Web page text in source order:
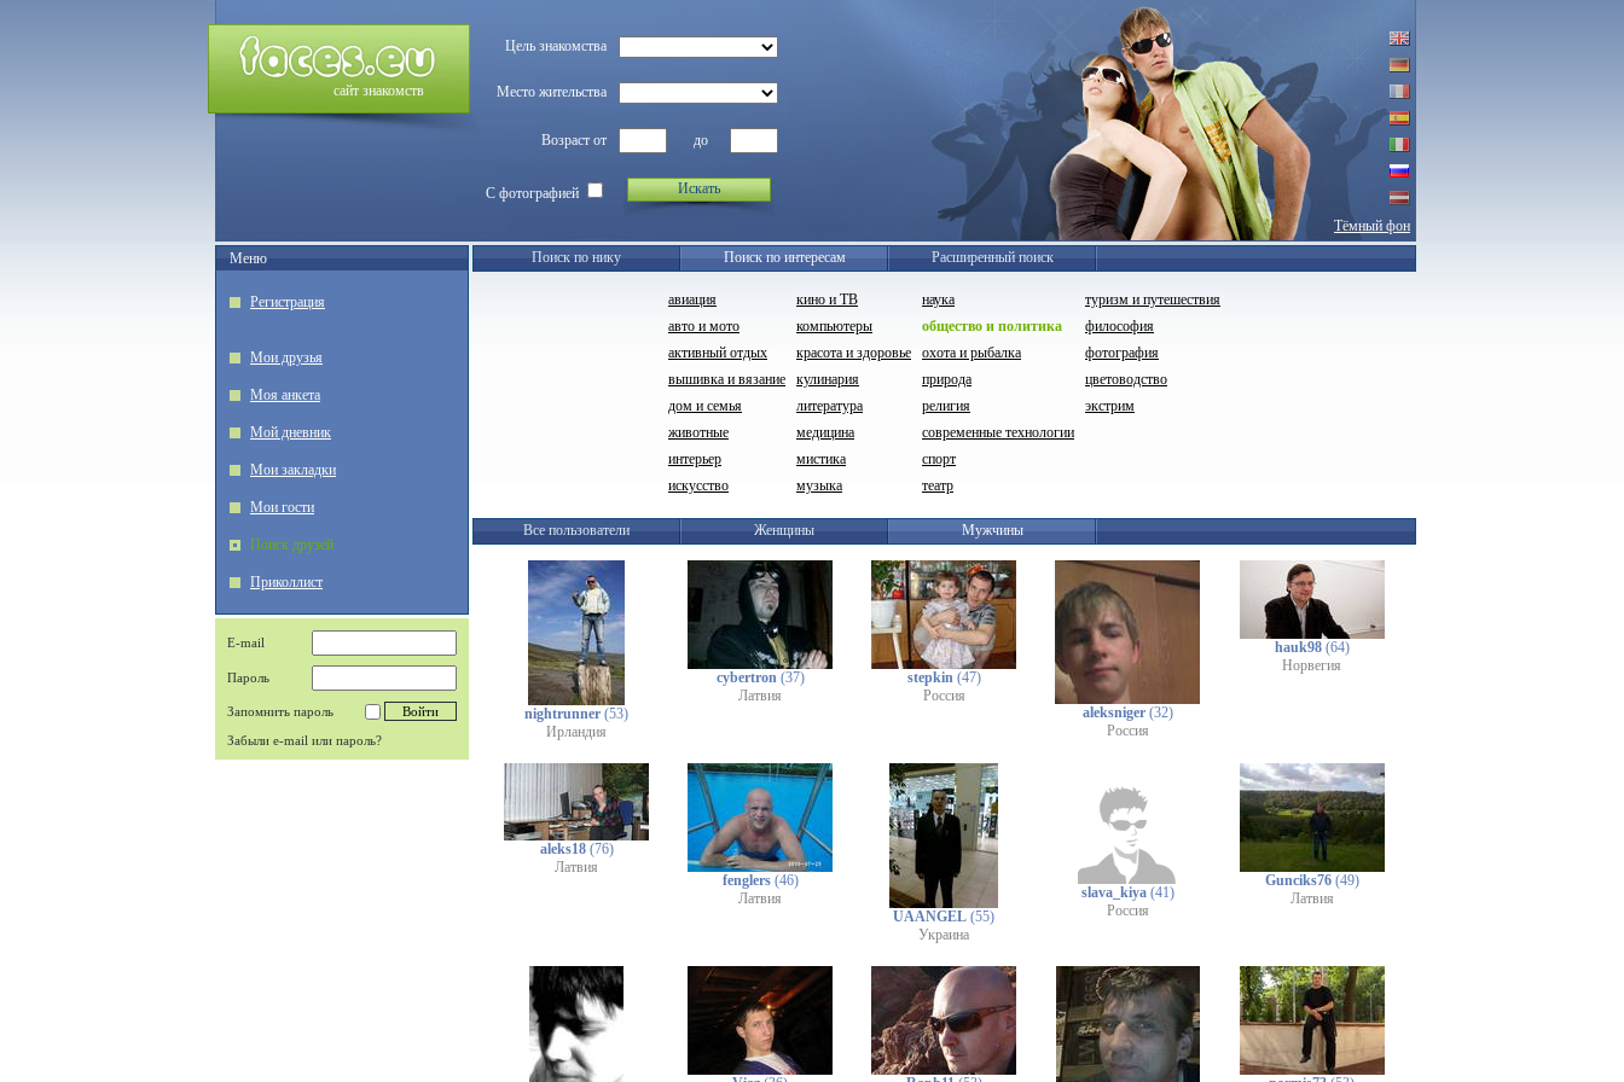
сайт знакомств
Цель знакомства
Место жительства
Возраст от до
С фотографией Искать
Тёмный фон
Меню
Регистрация
Мои друзья
Моя анкета
Мой дневник
Мои закладки
Мои гости
Поиск друзей
Приколлист
E-mail
Пароль
Запомнить пароль
Забыли e-mail или пароль?
Поиск по нику Поиск по интересам Расширенный поиск
авиация
авто и мото
активный отдых
вышивка и вязание
дом и семья
животные
интерьер
искусство
кино и ТВ
компьютеры
красота и здоровье
кулинария
литература
медицина
мистика
музыка
наука
общество и политика
охота и рыбалка
природа
религия
современные технологии
спорт
театр
туризм и путешествия
философия
фотография
цветоводство
экстрим
Все пользователи Женщины Мужчины
nightrunner (53)
Ирландия
cybertron(37)
Латвия
stepkin(47)
Россия
aleksniger(32)
Россия
hauk98(64)
Норвегия
aleks18(76)
Латвия
fenglers(46)
Латвия
UAANGEL (55)
Украина
slava_kiya(41)
Россия
Gunciks76(49)
Латвия